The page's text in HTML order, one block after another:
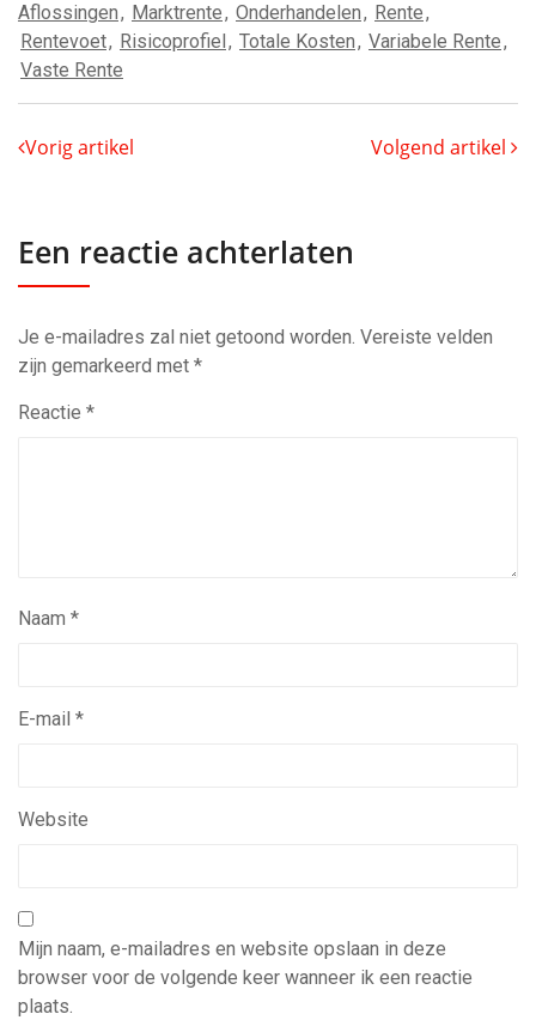
Aflossingen, Marktrente, Onderhandelen, Rente,
Rentevoet, Risicoprofiel, Totale Kosten, Variabele Rente,
Vaste Rente
Vorig artikel Volgend artikel
Een reactie achterlaten
Je e-mailadres zal niet getoond worden. Vereiste velden
zijn gemarkeerd met *
Reactie *
Naam *
E-mail *
Website
Mijn naam, e-mailadres en website opslaan in deze
browser voor de volgende keer wanneer ik een reactie
plaats.